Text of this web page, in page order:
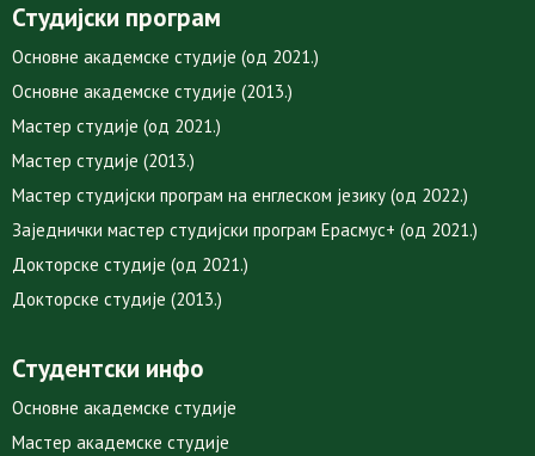
Студијски програм
Основне академске студије (од 2021.)
Основне академске студије (2013.)
Мастер студије (од 2021.)
Мастер студије (2013.)
Мастер студијски програм на енглеском језику (од 2022.)
Заједнички мастер студијски програм Ерасмус+ (од 2021.)
Докторске студије (од 2021.)
Докторске студије (2013.)
Студентски инфо
Основне академске студије
Мастер академске студије